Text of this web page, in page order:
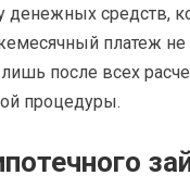
денежных средств,
платеж не
после всех
процедуры.